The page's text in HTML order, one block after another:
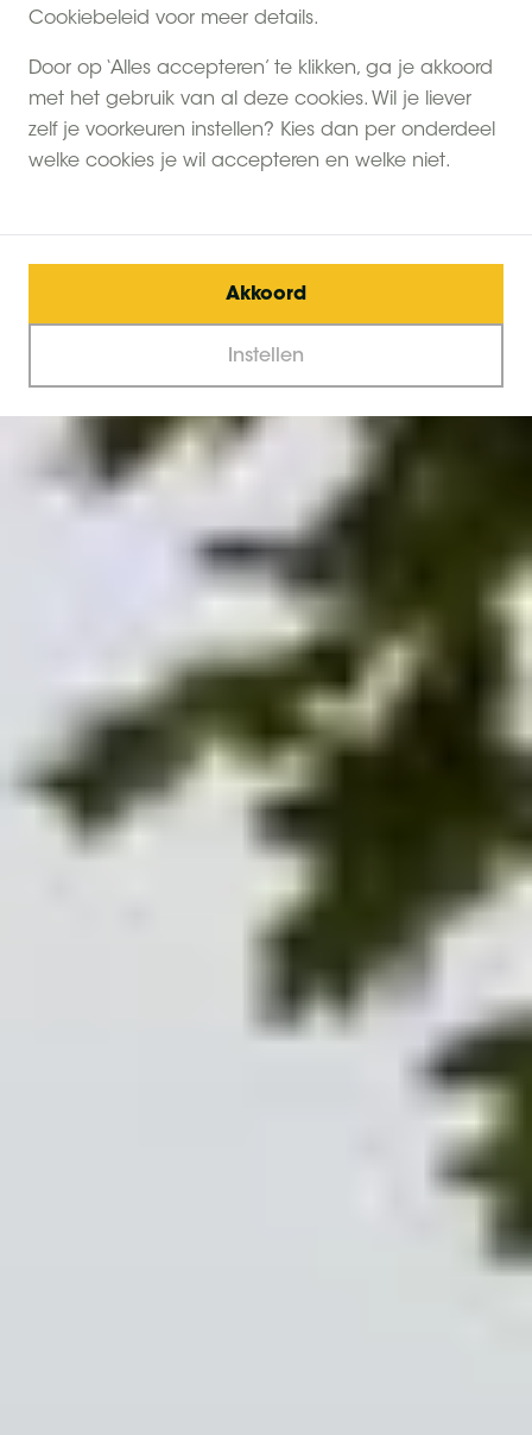
Cookiebeleid voor meer details.
Door op ‘Alles accepteren’ te klikken, ga je akkoord
met het gebruik van al deze cookies. Wil je liever
zelf je voorkeuren instellen? Kies dan per onderdeel
welke cookies je wil accepteren en welke niet.
Akkoord
Instellen